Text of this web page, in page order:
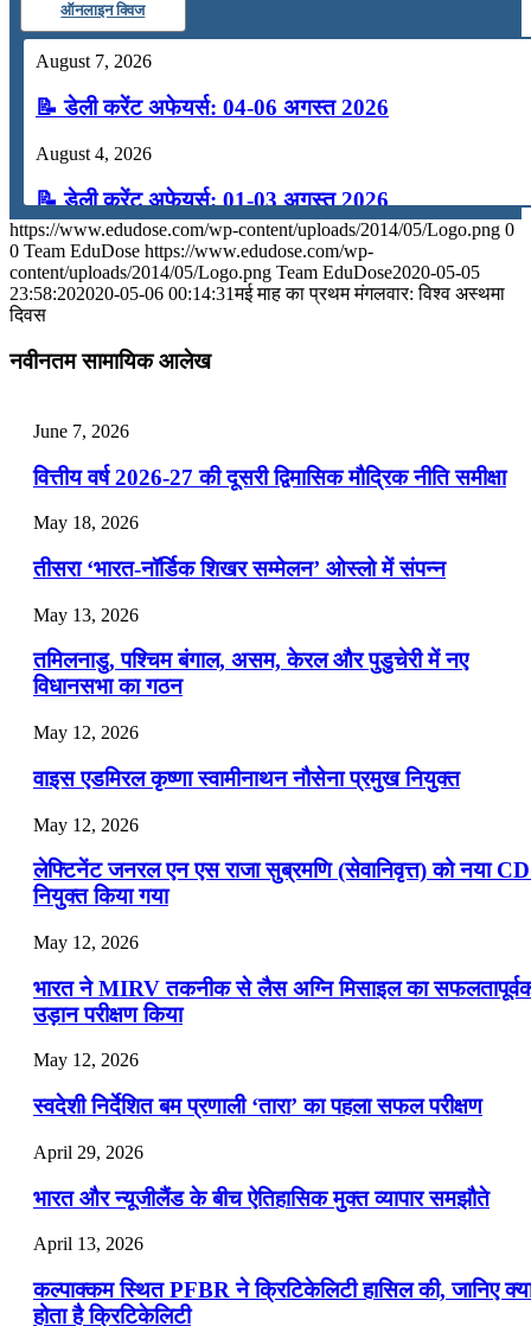
Menu Menu
ऑनलाइन क्विज
August 7, 2026
📝 डेली करेंट अफेयर्स: 04-06 अगस्त 2026
August 4, 2026
📝 डेली करेंट अफेयर्स: 01-03 अगस्त 2026
July 31, 2026
📝 डेली करेंट अफेयर्स: 28-31 जुलाई 2026
July 25, 2026
📝 डेली करेंट अफेयर्स: 22-24 जुलाई 2026
July 22, 2026
📝 डेली करेंट अफेयर्स: 19-21 जुलाई 2026
July 19, 2026
📝 डेली करेंट अफेयर्स: 16-18 जुलाई 2026
https://www.edudose.com/wp-content/uploads/2014/05/Logo.png 0
0 Team EduDose https://www.edudose.com/wp-
content/uploads/2014/05/Logo.png Team EduDose2020-05-05
23:58:202020-05-06 00:14:31मई माह का प्रथम मंगलवार: विश्‍व अस्थमा
दिवस
नवीनतम सामायिक आलेख
June 7, 2026
वित्तीय वर्ष 2026-27 की दूसरी द्विमासिक मौद्रिक नीति समीक्षा
May 18, 2026
तीसरा ‘भारत-नॉर्डिक शिखर सम्मेलन’ ओस्लो में संपन्न
May 13, 2026
तमिलनाडु, पश्चिम बंगाल, असम, केरल और पुडुचेरी में नए
विधानसभा का गठन
May 12, 2026
वाइस एडमिरल कृष्णा स्वामीनाथन नौसेना प्रमुख नियुक्त
May 12, 2026
लेफ्टिनेंट जनरल एन एस राजा सुब्रमणि (सेवानिवृत्त) को नया
नियुक्त किया गया
May 12, 2026
भारत ने MIRV तकनीक से लैस अग्नि मिसाइल का
उड़ान परीक्षण किया
May 12, 2026
स्वदेशी निर्देशित बम प्रणाली ‘तारा’ का पहला सफल परीक्षण
April 29, 2026
भारत और न्यूजीलैंड के बीच ऐतिहासिक मुक्त व्यापार समझौते
April 13, 2026
कल्पाक्कम स्थित PFBR ने क्रिटिकेलिटी हासिल की, जानिए
होता है क्रिटिकेलिटी